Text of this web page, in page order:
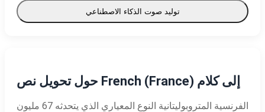
توليد صوت الذكاء الاصطناعي
حول تحويل نص French (France) إلى كلام
الفرنسية المتروبوليتانية النوع المعياري الذي يتحدثه 67 مليون